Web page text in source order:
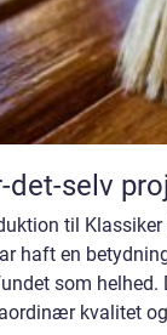
det-selv
til
haft en
som helhed.
kvalitet